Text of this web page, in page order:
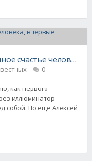
счастье
0
как первого
иллюминатор
собой. Но ещё Алексей